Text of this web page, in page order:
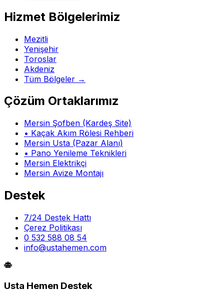
Hizmet Bölgelerimiz
Mezitli
Yenişehir
Toroslar
Akdeniz
Tüm Bölgeler →
Çözüm Ortaklarımız
Mersin Şofben (Kardeş Site)
• Kaçak Akım Rölesi Rehberi
Mersin Usta (Pazar Alanı)
• Pano Yenileme Teknikleri
Mersin Elektrikçi
Mersin Avize Montajı
Destek
7/24 Destek Hattı
Çerez Politikası
0 532 588 08 54
info@ustahemen.com
Usta Hemen Destek